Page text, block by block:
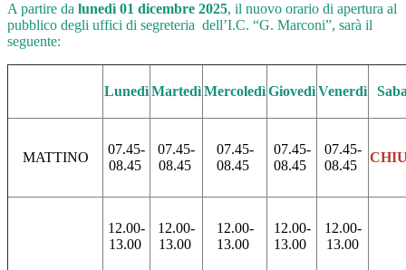
A partire da lunedì 01 dicembre 2025, il nuovo orario di apertura al
pubblico degli uffici di segreteria dell’I.C. “G. Marconi”, sarà il
seguente:
LunedìMartedìMercoledìGiovedìVenerdì
MATTINO
07.45-
08.45
07.45-
08.45
07.45-
08.45
07.45-
08.45
07.45-
08.45
12.00-
13.00
12.00-
13.00
12.00-
13.00
12.00-
13.00
12.00-
13.00